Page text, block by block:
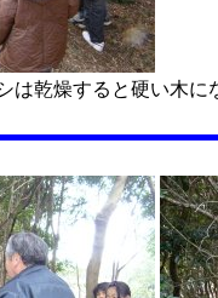
乾燥すると硬い木に